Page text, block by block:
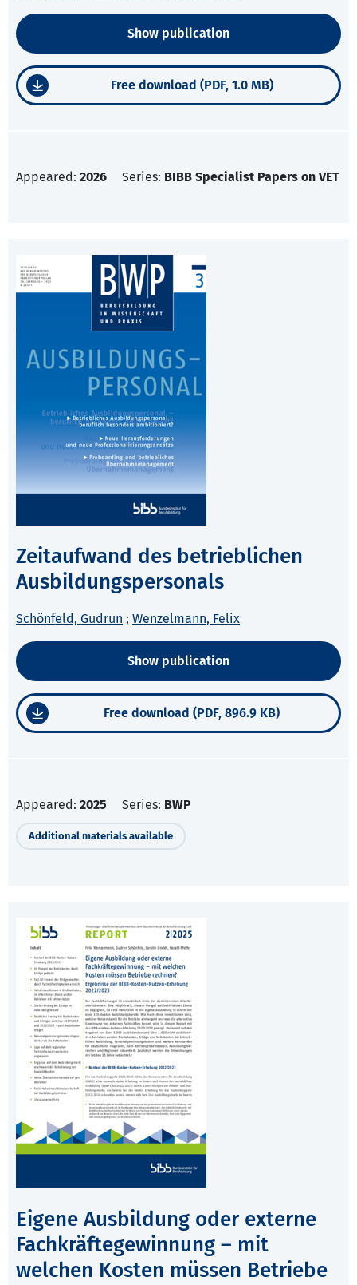
Show publication
Free download (PDF, 1.0 MB)
Appeared: 2026 Series: BIBB Specialist Papers on VET
Zeitaufwand des betrieblichen
Ausbildungspersonals
Schönfeld, Gudrun ; Wenzelmann, Felix
Show publication
Free download (PDF, 896.9 KB)
Appeared: 2025 Series: BWP
Additional materials available
Eigene Ausbildung oder externe
Fachkräftegewinnung – mit
welchen Kosten müssen Betriebe